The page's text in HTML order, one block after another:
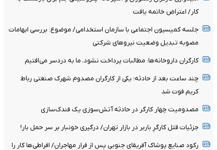
کار/ اعتراض خاتمه یافت
جلسه کمیسیون اجتماعی با سازمان استخدامی/ موضوع: بررسی ابهامات
مصوبه تبدیل وضعیت نیروهای شرکتی
کارگران داروخانه‌ها: مطالبات پرداخت نشود، ما به دردسر می‌افتیم
چند ساعت بعد از حادثه؛ یکی از کارگران مصدوم شهرک صنعتی رباط
کریم فوت شد
مصدومیت چهار کارگر در حادثه آتش‌سوزی یک فندک‌سازی
جزئیات قتل کارگرِ باربر در بازار تهران/ درگیری خونبار بر سر حمل بار!
رکود صنایع پوشاک آفریقای جنوبی پس از فرار مهاجران/ افراطی‌ها کار را